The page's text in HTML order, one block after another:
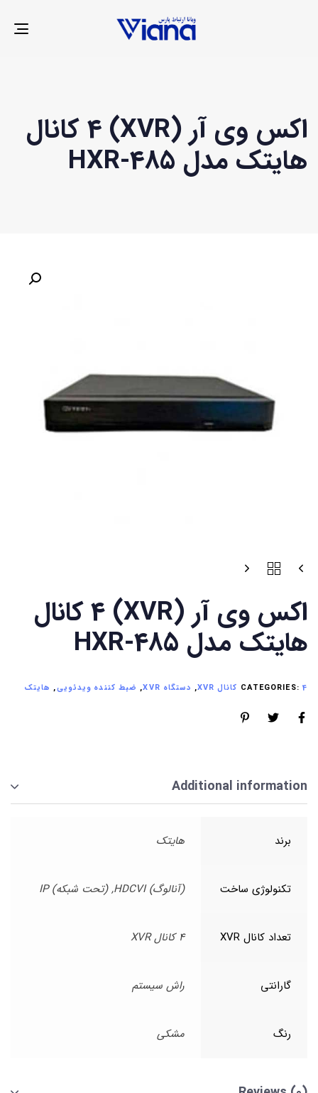
اکس وی آر (XVR) 4 کانال
هایتک مدل HXR-485
اکس وی آر (XVR) 4 کانال
هایتک مدل HXR-485
CATEGORIES: 4 کانال XVR , دستگاه XVR , ضبط کننده ویدئویی, هایتک
Additional information
برند هایتک
تکنولوژی ساخت (آنالوگ) HDCVI, (تحت شبکه) IP
تعداد کانال XVR 4 کانال XVR
گارانتی راش سیستم
رنگ مشکی